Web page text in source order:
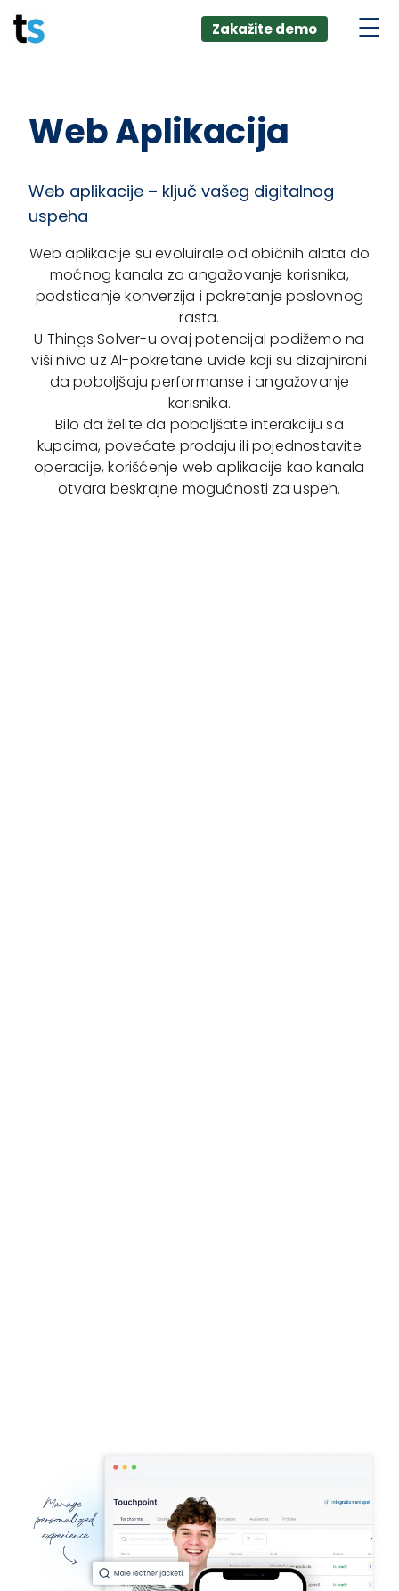
Skip
to
AI +
Zakažite demo
Web Aplikacija
Web aplikacije – ključ vašeg digitalnog
uspeha
Web aplikacije su evoluirale od običnih alata do
moćnog kanala za angažovanje korisnika,
podsticanje konverzija i pokretanje poslovnog
rasta.
U Things Solver-u ovaj potencijal podižemo na
viši nivo uz AI-pokretane uvide koji su dizajnirani
da poboljšaju performanse i angažovanje
korisnika.
Bilo da želite da poboljšate interakciju sa
kupcima, povećate prodaju ili pojednostavite
operacije, korišćenje web aplikacije kao kanala
otvara beskrajne mogućnosti za uspeh.